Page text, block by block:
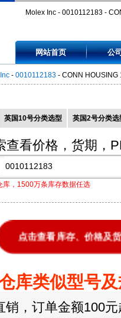
Molex Inc - 0010112183 -
网站首页 公
- 0010112183 - CONN HOUSING
英国10号分类选型 英国2号分类选
查看价格，货期，
库，1500万条库存数据任选
点击查看库存、价格及
库类似型号
，订单金额100元